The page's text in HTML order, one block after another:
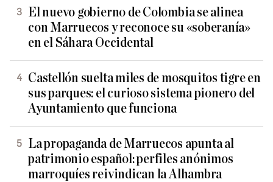
El nuevo gobierno de Colombia se alinea
con Marruecos y reconoce su «soberanía»
en el Sáhara Occidental
Castellón suelta miles de mosquitos tigre en
sus parques: el curioso sistema pionero del
Ayuntamiento que funciona
La propaganda de Marruecos apunta al
patrimonio español: perfiles anónimos
marroquíes reivindican la Alhambra